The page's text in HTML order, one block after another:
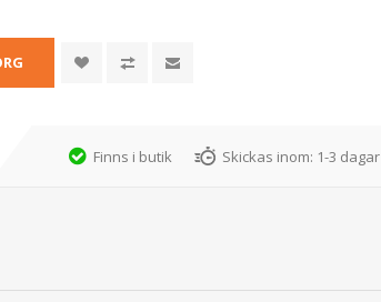
Finns i butik Skickas inom: 1-3 dagar